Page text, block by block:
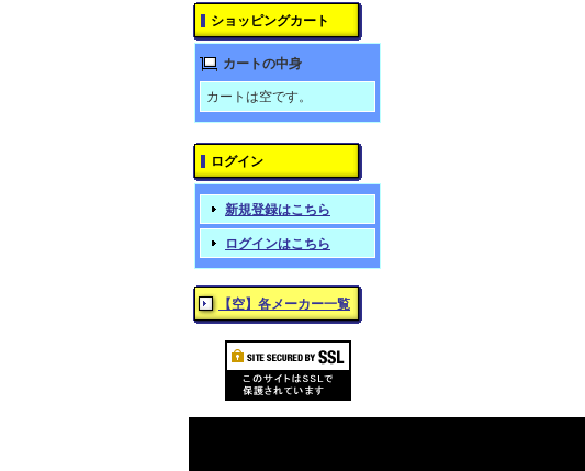
ショッピングカート
カートの中身
カートは空です。
ログイン
新規登録はこちら
ログインはこちら
【空】各メーカー一覧